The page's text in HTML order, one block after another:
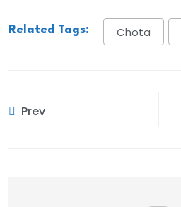
Related Tags: Chota
Prev